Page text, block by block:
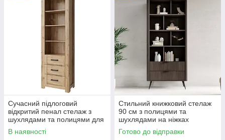
Сучасний підлоговий
відкритий пенал стелаж з
шухлядами та полицями для
книг у вітальню зал Мортіз
Мебель Сервіс
В наявності
Стильний книжковий стелаж
90 см з полицями та
шухлядами на ніжках
відкритий у сучасному стилі у
вітальню Veris Perfect Home
Готово до відправки